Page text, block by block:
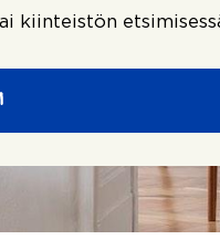
kiinteistön